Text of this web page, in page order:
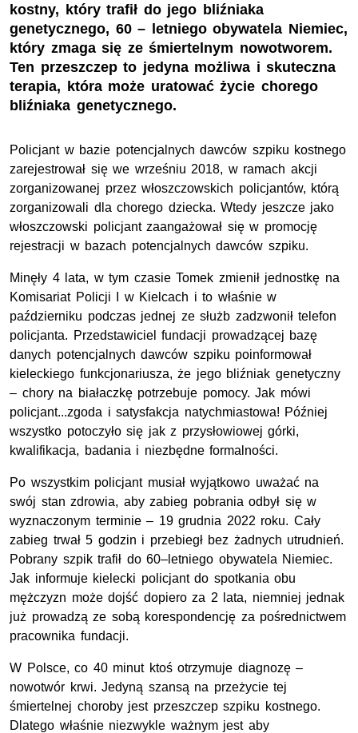
kostny, który trafił do jego bliźniaka
genetycznego, 60 – letniego obywatela Niemiec,
który zmaga się ze śmiertelnym nowotworem.
Ten przeszczep to jedyna możliwa i skuteczna
terapia, która może uratować życie chorego
bliźniaka genetycznego.
Policjant w bazie potencjalnych dawców szpiku kostnego
zarejestrował się we wrześniu 2018, w ramach akcji
zorganizowanej przez włoszczowskich policjantów, którą
zorganizowali dla chorego dziecka. Wtedy jeszcze jako
włoszczowski policjant zaangażował się w promocję
rejestracji w bazach potencjalnych dawców szpiku.
Minęły 4 lata, w tym czasie Tomek zmienił jednostkę na
Komisariat Policji I w Kielcach i to właśnie w
październiku podczas jednej ze służb zadzwonił telefon
policjanta. Przedstawiciel fundacji prowadzącej bazę
danych potencjalnych dawców szpiku poinformował
kieleckiego funkcjonariusza, że jego bliźniak genetyczny
– chory na białaczkę potrzebuje pomocy. Jak mówi
policjant...zgoda i satysfakcja natychmiastowa! Później
wszystko potoczyło się jak z przysłowiowej górki,
kwalifikacja, badania i niezbędne formalności.
Po wszystkim policjant musiał wyjątkowo uważać na
swój stan zdrowia, aby zabieg pobrania odbył się w
wyznaczonym terminie – 19 grudnia 2022 roku. Cały
zabieg trwał 5 godzin i przebiegł bez żadnych utrudnień.
Pobrany szpik trafił do 60–letniego obywatela Niemiec.
Jak informuje kielecki policjant do spotkania obu
mężczyzn może dojść dopiero za 2 lata, niemniej jednak
już prowadzą ze sobą korespondencję za pośrednictwem
pracownika fundacji.
W Polsce, co 40 minut ktoś otrzymuje diagnozę –
nowotwór krwi. Jedyną szansą na przeżycie tej
śmiertelnej choroby jest przeszczep szpiku kostnego.
Dlatego właśnie niezwykle ważnym jest aby